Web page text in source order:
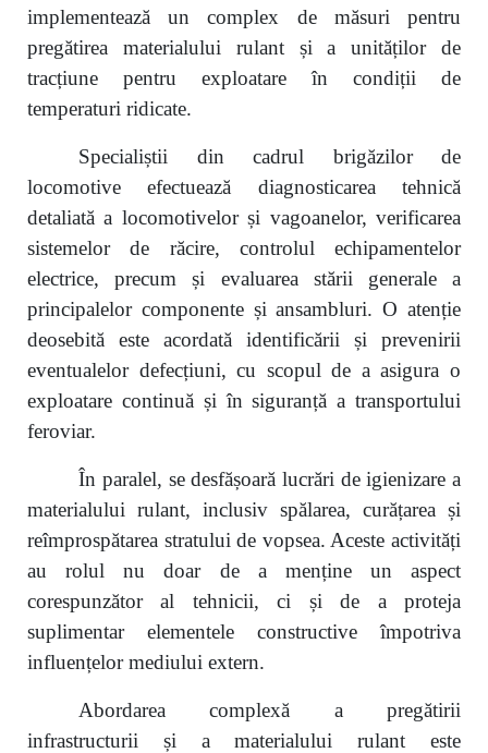
implementează un complex de măsuri pentru
pregătirea materialului rulant și a unităților de
tracțiune pentru exploatare în condiții de
temperaturi ridicate.
Specialiștii din cadrul brigăzilor de
locomotive efectuează diagnosticarea tehnică
detaliată a locomotivelor și vagoanelor, verificarea
sistemelor de răcire, controlul echipamentelor
electrice, precum și evaluarea stării generale a
principalelor componente și ansambluri. O atenție
deosebită este acordată identificării și prevenirii
eventualelor defecțiuni, cu scopul de a asigura o
exploatare continuă și în siguranță a transportului
feroviar.
În paralel, se desfășoară lucrări de igienizare a
materialului rulant, inclusiv spălarea, curățarea și
reîmprospătarea stratului de vopsea. Aceste activități
au rolul nu doar de a menține un aspect
corespunzător al tehnicii, ci și de a proteja
suplimentar elementele constructive împotriva
influențelor mediului extern.
Abordareacomplexă a pregătirii
infrastructurii și a materialului rulant este